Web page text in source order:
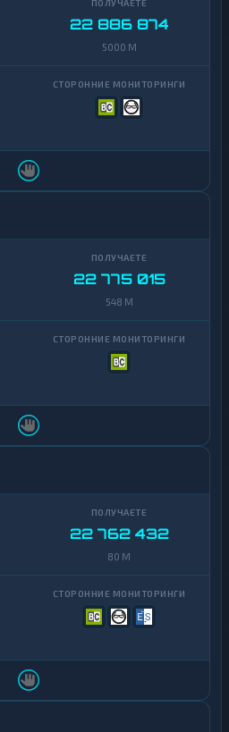
22 886 874
5000 M
22 775 015
548 M
22 762 432
80 M